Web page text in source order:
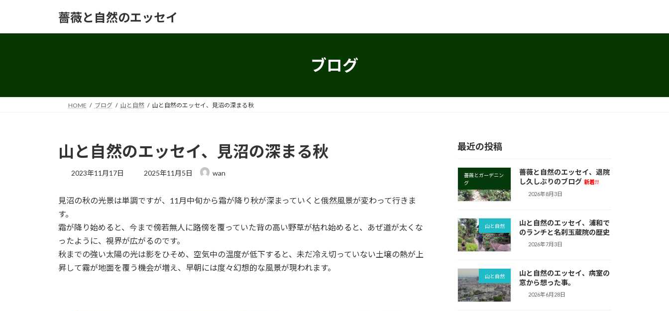
薔薇と自然のエッセイ
ブログ
HOME ブログ 山と自然 山と自然のエッセイ、見沼の深まる秋
山と自然のエッセイ、見沼の深まる秋
2023年11月17日
最
新
:
2025年11月5日 wan
見沼の秋の光景は単調ですが、11月中旬から霜が降り秋が深まっていくと俄然風景が変わって行きま
す。
霜が降り始めると、今まで傍若無人に路傍を覆っていた背の高い野草が枯れ始めると、あぜ道が太くな
ったように、視界が広がるのです。
秋までの強い太陽の光は影をひそめ、空気中の温度が低下すると、未だ冷え切っていない土壌の熱が上
昇して霧が地面を覆う機会が増え、早朝には度々幻想的な風景が現われます。
最近の投稿
薔薇とガーデニン
グ
薔薇と自然のエッセイ、退院
し久しぶりのブログ 新着!!
2026年8月3日
山と自然
山と自然のエッセイ、浦和で
のランチと名刹玉蔵院の歴史
2026年7月3日
山と自然
山と自然のエッセイ、病室の
窓から想った事。
2026年6月28日